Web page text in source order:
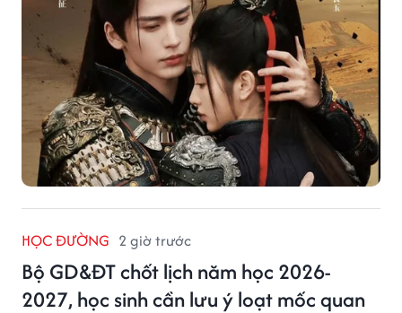
HỌC ĐƯỜNG 2 giờ trước
Bộ GD&ĐT chốt lịch năm học 2026-
2027, học sinh cần lưu ý loạt mốc quan